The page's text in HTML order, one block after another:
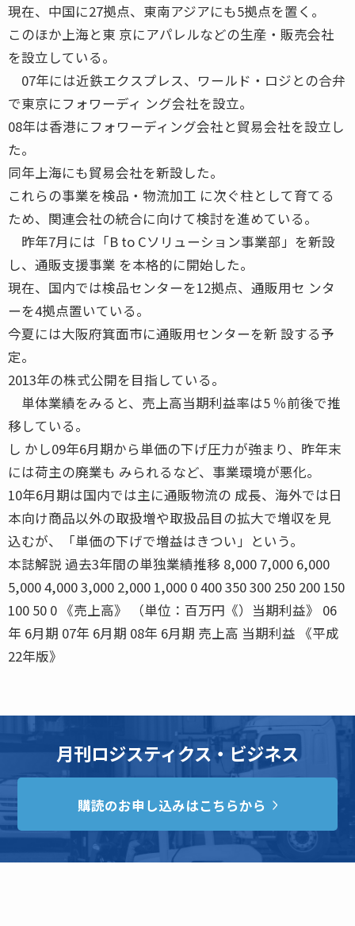
現在、中国に27拠点、東南アジアにも5拠点を置く。
このほか上海と東 京にアパレルなどの生産・販売会社
を設立している。
07年には近鉄エクスプレス、ワールド・ロジとの合弁
で東京にフォワーディ ング会社を設立。
08年は香港にフォワーディング会社と貿易会社を設立し
た。
同年上海にも貿易会社を新設した。
これらの事業を検品・物流加工 に次ぐ柱として育てる
ため、関連会社の統合に向けて検討を進めている。
昨年7月には「B to Cソリューション事業部」を新設
し、通販支援事業 を本格的に開始した。
現在、国内では検品センターを12拠点、通販用セ ンタ
ーを4拠点置いている。
今夏には大阪府箕面市に通販用センターを新 設する予
定。
2013年の株式公開を目指している。
単体業績をみると、売上高当期利益率は5 ％前後で推
移している。
し かし09年6月期から単価の下げ圧力が強まり、昨年末
には荷主の廃業も みられるなど、事業環境が悪化。
10年6月期は国内では主に通販物流の 成長、海外では日
本向け商品以外の取扱増や取扱品目の拡大で増収を見
込むが、「単価の下げで増益はきつい」という。
本誌解説 過去3年間の単独業績推移 8,000 7,000 6,000
5,000 4,000 3,000 2,000 1,000 0 400 350 300 250 200 150
100 50 0 《売上高》 （単位：百万円《）当期利益》 06
年 6月期 07年 6月期 08年 6月期 売上高 当期利益 《平成
22年版》
月刊ロジスティクス・ビジネス
購読のお申し込みはこちらから